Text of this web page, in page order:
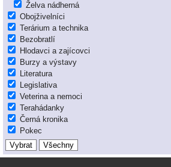
Želva nádherná
Obojživelníci
Terárium a technika
Bezobratlí
Hlodavci a zajícovci
Burzy a výstavy
Literatura
Legislativa
Veterina a nemoci
Terahádanky
Černá kronika
Pokec